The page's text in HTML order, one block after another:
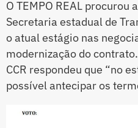
O TEMPO REAL procurou
Secretaria estadual de
o atual estágio nas
modernização do
CCR respondeu que “no
possível antecipar os